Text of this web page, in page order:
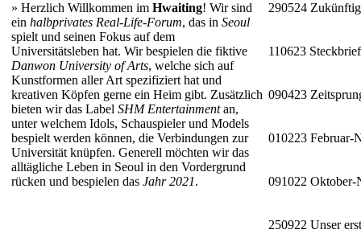
» Herzlich Willkommen im Hwaiting! Wir sind
ein halbprivates Real-Life-Forum, das in Seoul
spielt und seinen Fokus auf dem
Universitätsleben hat. Wir bespielen die fiktive
Danwon University of Arts, welche sich auf
Kunstformen aller Art spezifiziert hat und
kreativen Köpfen gerne ein Heim gibt. Zusätzlich
bieten wir das Label SHM Entertainmentan,
unter welchem Idols, Schauspieler und Models
bespielt werden können, die Verbindungen zur
Universität knüpfen. Generell möchten wir das
alltägliche Leben in Seoul in den Vordergrund
rücken und bespielen das Jahr 2021.
290524
110623
090423
010223 Februar-
091022
250922 Unser